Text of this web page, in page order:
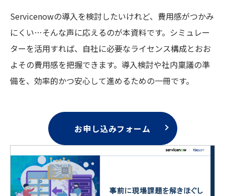
Servicenowの導入を検討したいけれど、費用感がつかみ
にくい…そんな声に応えるのが本資料です。シミュレー
ターを活用すれば、自社に必要なライセンス構成とおお
よその費用感を把握できます。導入検討や社内稟議の準
備を、効率的かつ安心して進めるための一冊です。
お申し込みフォーム